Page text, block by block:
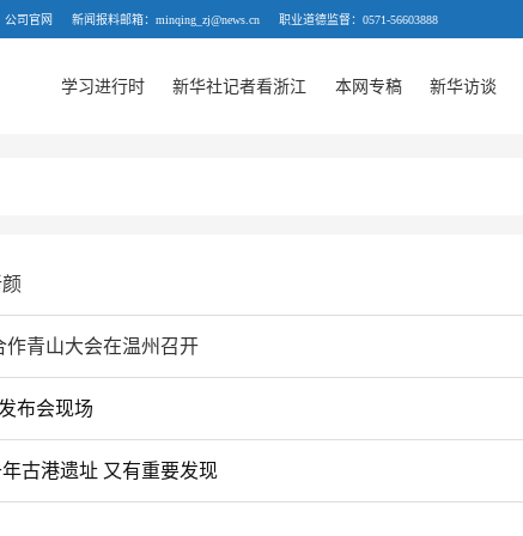
公司官网 新闻报料邮箱：minqing_zj@news.cn 职业道德监督：0571-56603888
学习进行时 新华社记者看浙江 本网专稿 新华访谈
青山大会在温州召开
布会现场
古港遗址 又有重要发现